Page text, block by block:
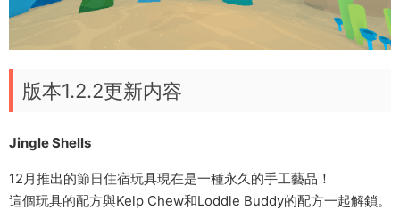
版本1.2.2更新内容
Jingle Shells
12月推出的節日住宿玩具現在是一種永久的手工藝品！
這個玩具的配方與Kelp Chew和Loddle Buddy的配方一起解鎖。